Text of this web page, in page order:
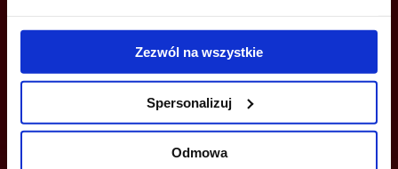
Zezwól na wszystkie
Spersonalizuj
Odmowa
Wyślij